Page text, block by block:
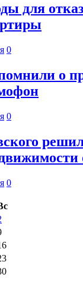
для
0
о
0
решил
0